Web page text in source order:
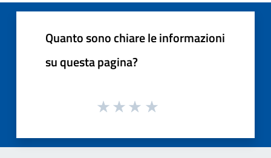
Quanto sono chiare le informazioni
su questa pagina?